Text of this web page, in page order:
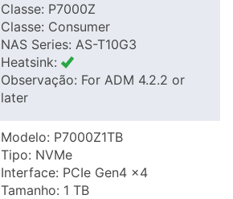
Classe: P7000Z
Classe: Consumer
NAS Series: AS-T10G3
Heatsink:
Observação: For ADM 4.2.2 or
later
Modelo: P7000Z1TB
Tipo: NVMe
Interface: PCIe Gen4 x4
Tamanho: 1 TB